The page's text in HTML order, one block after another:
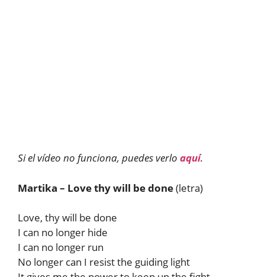
Si el vídeo no funciona, puedes verlo aquí.
Martika – Love thy will be done(letra)
Love, thy will be done
I can no longer hide
I can no longer run
No longer can I resist the guiding light